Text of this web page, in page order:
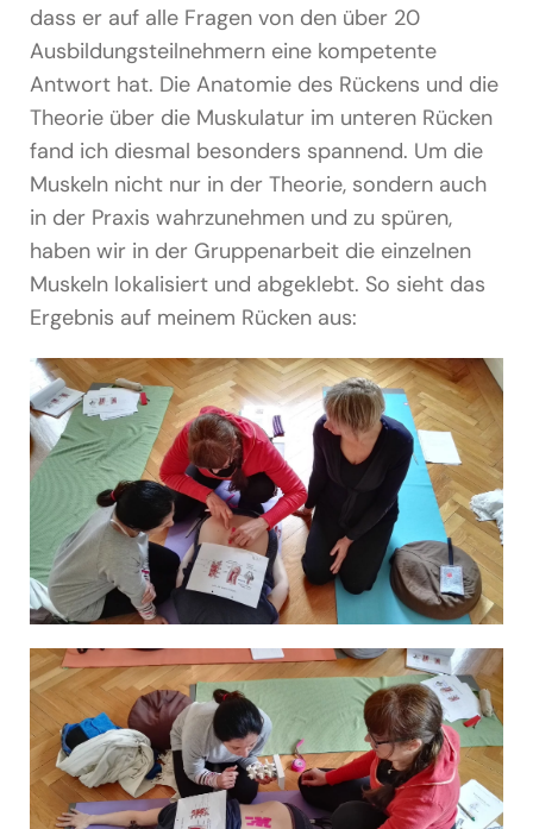
dass er auf alle Fragen von den über 20
Ausbildungsteilnehmern eine kompetente
Antwort hat. Die Anatomie des Rückens und die
Theorie über die Muskulatur im unteren Rücken
fand ich diesmal besonders spannend. Um die
Muskeln nicht nur in der Theorie, sondern auch
in der Praxis wahrzunehmen und zu spüren,
haben wir in der Gruppenarbeit die einzelnen
Muskeln lokalisiert und abgeklebt. So sieht das
Ergebnis auf meinem Rücken aus: